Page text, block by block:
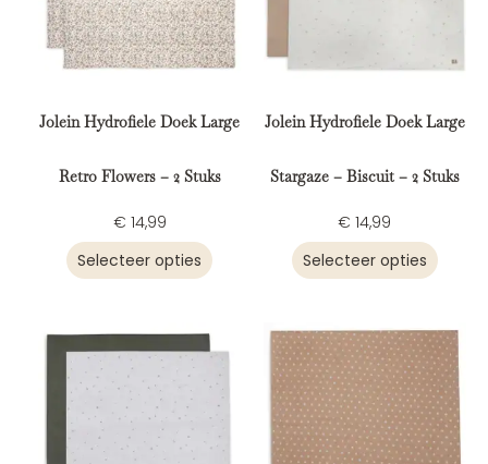
Jolein Hydrofiele Doek Large
Retro Flowers – 2 Stuks
€ 14,99
Selecteer opties
Jolein Hydrofiele Doek Large
Stargaze – Biscuit – 2 Stuks
€ 14,99
Selecteer opties